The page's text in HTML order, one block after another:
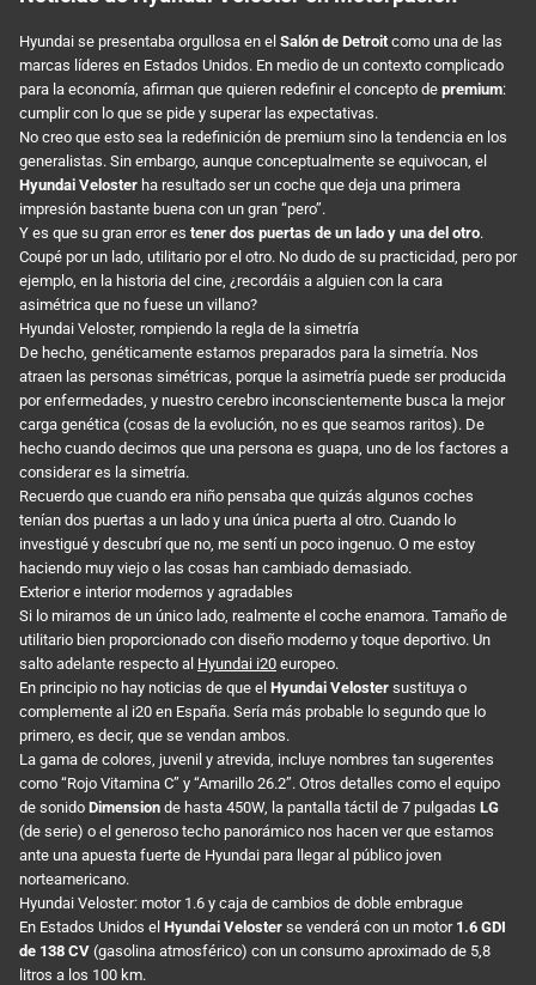
Hyundai se presentaba orgullosa en el Salón de Detroit como una de las
marcas líderes en Estados Unidos. En medio de un contexto complicado
para la economía, afirman que quieren redefinir el concepto de premium:
cumplir con lo que se pide y superar las expectativas.
No creo que esto sea la redefinición de premium sino la tendencia en los
generalistas. Sin embargo, aunque conceptualmente se equivocan, el
Hyundai Veloster ha resultado ser un coche que deja una primera
impresión bastante buena con un gran “pero”.
Y es que su gran error es tener dos puertas de un lado y una del otro.
Coupé por un lado, utilitario por el otro. No dudo de su practicidad, pero por
ejemplo, en la historia del cine, ¿recordáis a alguien con la cara
asimétrica que no fuese un villano?
Hyundai Veloster, rompiendo la regla de la simetría
De hecho, genéticamente estamos preparados para la simetría. Nos
atraen las personas simétricas, porque la asimetría puede ser producida
por enfermedades, y nuestro cerebro inconscientemente busca la mejor
carga genética (cosas de la evolución, no es que seamos raritos). De
hecho cuando decimos que una persona es guapa, uno de los factores a
considerar es la simetría.
Recuerdo que cuando era niño pensaba que quizás algunos coches
tenían dos puertas a un lado y una única puerta al otro. Cuando lo
investigué y descubrí que no, me sentí un poco ingenuo. O me estoy
haciendo muy viejo o las cosas han cambiado demasiado.
Exterior e interior modernos y agradables
Si lo miramos de un único lado, realmente el coche enamora. Tamaño de
utilitario bien proporcionado con diseño moderno y toque deportivo. Un
salto adelante respecto al Hyundai i20 europeo.
En principio no hay noticias de que el Hyundai Veloster sustituya o
complemente al i20 en España. Sería más probable lo segundo que lo
primero, es decir, que se vendan ambos.
La gama de colores, juvenil y atrevida, incluye nombres tan sugerentes
como “Rojo Vitamina C” y “Amarillo 26.2”. Otros detalles como el equipo
de sonido Dimension de hasta 450W, la pantalla táctil de 7 pulgadas LG
(de serie) o el generoso techo panorámico nos hacen ver que estamos
ante una apuesta fuerte de Hyundai para llegar al público joven
norteamericano.
Hyundai Veloster: motor 1.6 y caja de cambios de doble embrague
En Estados Unidos el Hyundai Veloster se venderá con un motor 1.6 GDI
de 138 CV (gasolina atmosférico) con un consumo aproximado de 5,8
litros a los 100 km.